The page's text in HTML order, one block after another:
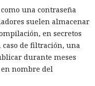
una contraseña
suelen almacenar
en secretos
de filtración, una
durante meses
nombre del